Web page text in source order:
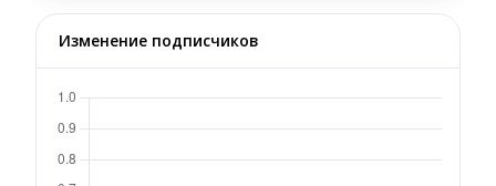
Изменение подписчиков